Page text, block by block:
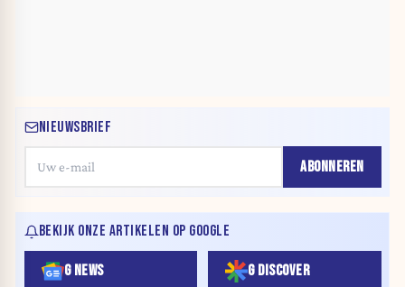
NIEUWSBRIEF
ABONNEREN
BEKIJK ONZE ARTIKELEN OP GOOGLE
G NEWS G DISCOVER